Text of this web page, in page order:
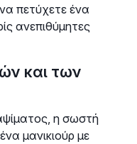
πετύχετε ένα
ανεπιθύμητες
και των
η σωστή
μανικιούρ με